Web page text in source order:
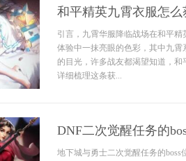
和平精英九霄衣服怎
引言，九霄华服降临战场在和平
体验中一抹亮眼的色彩，其中九
的目光，许多战友都渴望知道，
详细梳理这条获...
DNF二次觉醒任务的
地下城与勇士二次觉醒任务的